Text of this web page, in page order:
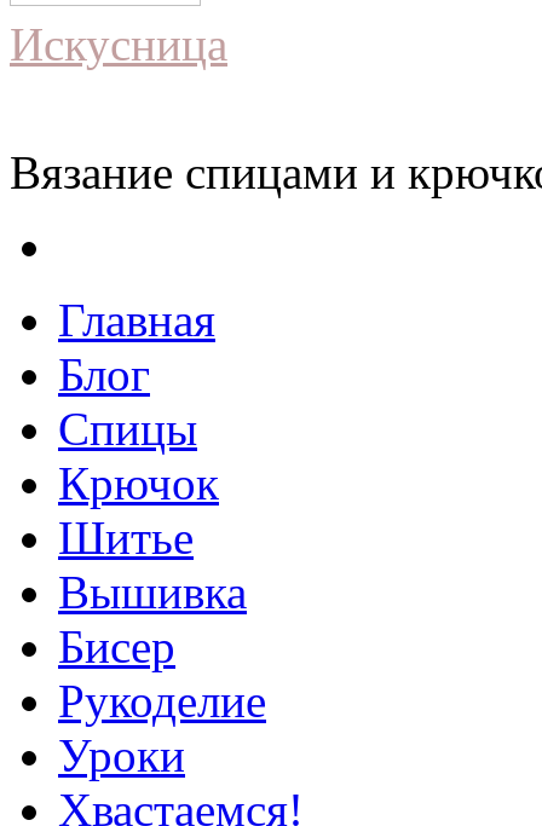
Искусница
Вязание спицами и
Главная
Блог
Спицы
Крючок
Шитье
Вышивка
Бисер
Рукоделие
Уроки
Хвастаемся!